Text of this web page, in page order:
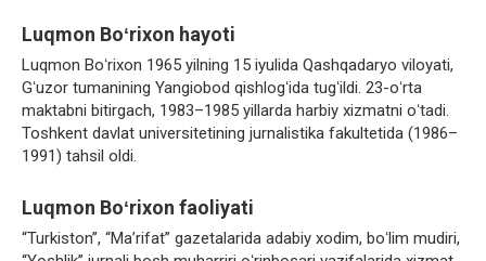
Luqmon Boʻrixon hayoti
Luqmon Boʻrixon 1965 yilning 15 iyulida Qashqadaryo viloyati,
Gʻuzor tumanining Yangiobod qishlogʻida tugʻildi. 23-oʻrta
maktabni bitirgach, 1983–1985 yillarda harbiy xizmatni oʻtadi.
Toshkent davlat universitetining jurnalistika fakultetida (1986–
1991) tahsil oldi.
Luqmon Boʻrixon faoliyati
“Turkiston”, “Maʼrifat” gazetalarida adabiy xodim, boʻlim mudiri,